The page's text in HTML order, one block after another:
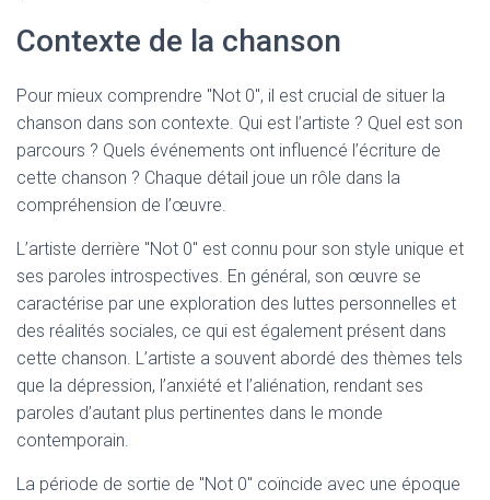
Contexte de la chanson
Pour mieux comprendre "Not 0", il est crucial de situer la
chanson dans son contexte. Qui est l’artiste ? Quel est son
parcours ? Quels événements ont influencé l’écriture de
cette chanson ? Chaque détail joue un rôle dans la
compréhension de l’œuvre.
L’artiste derrière "Not 0" est connu pour son style unique et
ses paroles introspectives. En général, son œuvre se
caractérise par une exploration des luttes personnelles et
des réalités sociales, ce qui est également présent dans
cette chanson. L’artiste a souvent abordé des thèmes tels
que la dépression, l’anxiété et l’aliénation, rendant ses
paroles d’autant plus pertinentes dans le monde
contemporain.
La période de sortie de "Not 0" coïncide avec une époque